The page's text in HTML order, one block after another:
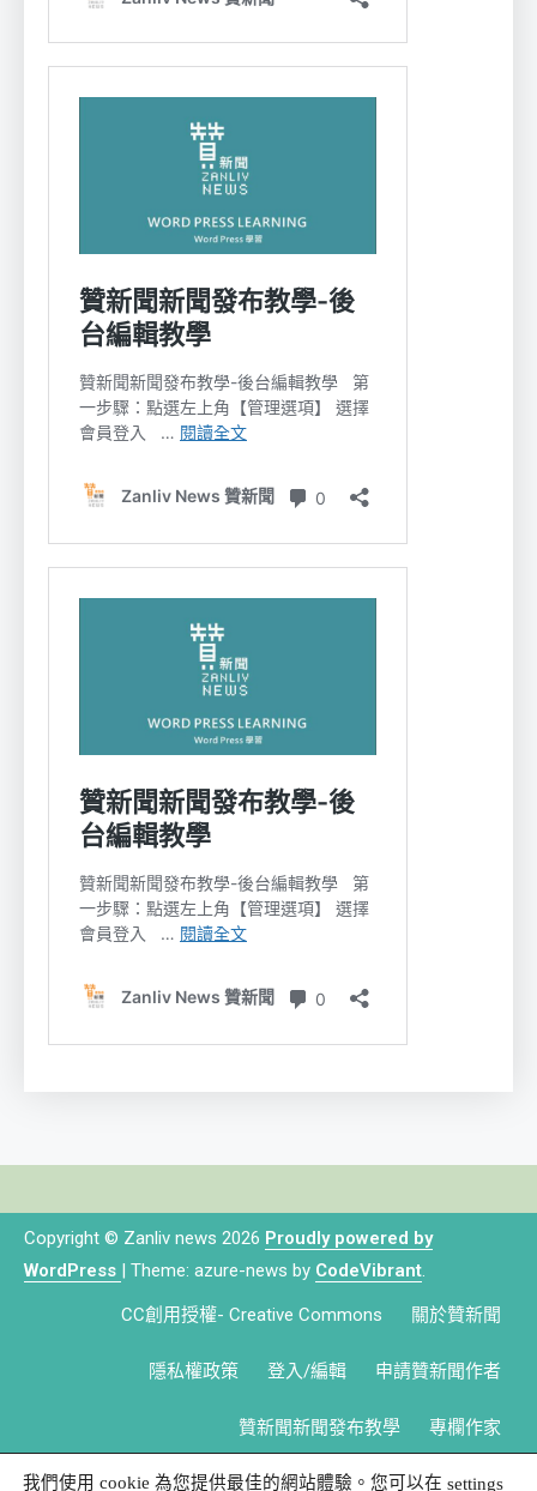
Copyright © Zanliv news 2026 Proudly powered by
WordPress
Theme: azure-news by CodeVibrant.
CC創用授權- Creative Commons 關於贊新聞
隱私權政策 登入/編輯 申請贊新聞作者
贊新聞新聞發布教學 專欄作家
我們使用 cookie 為您提供最佳的網站體驗。您可以在 settings